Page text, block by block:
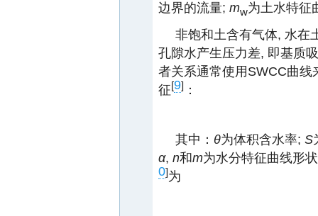
边界的流量; mw为土水特征
非饱和土含有气体, 水在
孔隙水产生压力差, 即基质
者关系通常使用SWCC曲
征[9] ：
其中： θ为体积含水率; S
α, n和m为水分特征曲线形
0]为